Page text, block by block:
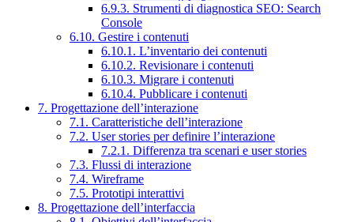
6.9.3. Strumenti di diagnostica SEO: Search
Console
6.10. Gestire i contenuti
6.10.1. L’inventario dei contenuti
6.10.2. Revisionare i contenuti
6.10.3. Migrare i contenuti
6.10.4. Pubblicare i contenuti
7. Progettazione dell’interazione
7.1. Caratteristiche dell’interazione
7.2. User stories per definire l’interazione
7.2.1. Differenza tra scenari e user stories
7.3. Flussi di interazione
7.4. Wireframe
7.5. Prototipi interattivi
8. Progettazione dell’interfaccia